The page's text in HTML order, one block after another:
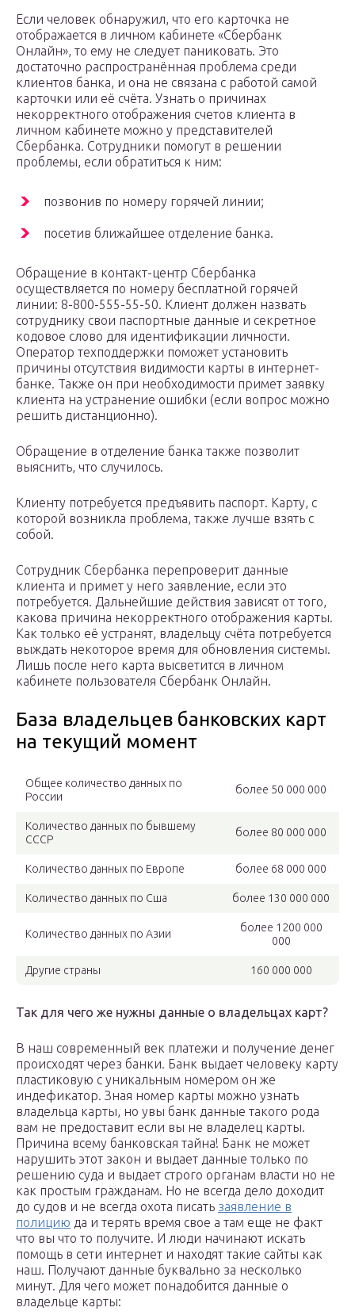
Если человек обнаружил, что его карточка не
отображается в личном кабинете «Сбербанк
Онлайн», то ему не следует паниковать. Это
достаточно распространённая проблема среди
клиентов банка, и она не связана с работой самой
карточки или её счёта. Узнать о причинах
некорректного отображения счетов клиента в
личном кабинете можно у представителей
Сбербанка. Сотрудники помогут в решении
проблемы, если обратиться к ним:
позвонив по номеру горячей линии;
посетив ближайшее отделение банка.
Обращение в контакт-центр Сбербанка
осуществляется по номеру бесплатной горячей
линии: 8-800-555-55-50. Клиент должен назвать
сотруднику свои паспортные данные и секретное
кодовое слово для идентификации личности.
Оператор техподдержки поможет установить
причины отсутствия видимости карты в интернет-
банке. Также он при необходимости примет заявку
клиента на устранение ошибки (если вопрос можно
решить дистанционно).
Обращение в отделение банка также позволит
выяснить, что случилось.
Клиенту потребуется предъявить паспорт. Карту, с
которой возникла проблема, также лучше взять с
собой.
Сотрудник Сбербанка перепроверит данные
клиента и примет у него заявление, если это
потребуется. Дальнейшие действия зависят от того,
какова причина некорректного отображения карты.
Как только её устранят, владельцу счёта потребуется
выждать некоторое время для обновления системы.
Лишь после него карта высветится в личном
кабинете пользователя Сбербанк Онлайн.
База владельцев банковских карт
на текущий момент
Общее количество данных по
России
более 50 000 000
Количество данных по бывшему
СССР
более 80 000 000
Количество данных по Европе более 68 000 000
Количество данных по Сша более 130 000 000
Количество данных по Азии
более 1200 000
000
Другие страны 160 000 000
Так для чего же нужны данные о владельцах карт?
В наш современный век платежи и получение денег
происходят через банки. Банк выдает человеку карту
пластиковую с уникальным номером он же
индефикатор. Зная номер карты можно узнать
владельца карты, но увы банк данные такого рода
вам не предоставит если вы не владелец карты.
Причина всему банковская тайна! Банк не может
нарушить этот закон и выдает данные только по
решению суда и выдает строго органам власти но не
как простым гражданам. Но не всегда дело доходит
до судов и не всегда охота писать заявление в
полицию да и терять время свое а там еще не факт
что вы что то получите. И люди начинают искать
помощь в сети интернет и находят такие сайты как
наш. Получают данные буквально за несколько
минут. Для чего может понадобится данные о
владельце карты: